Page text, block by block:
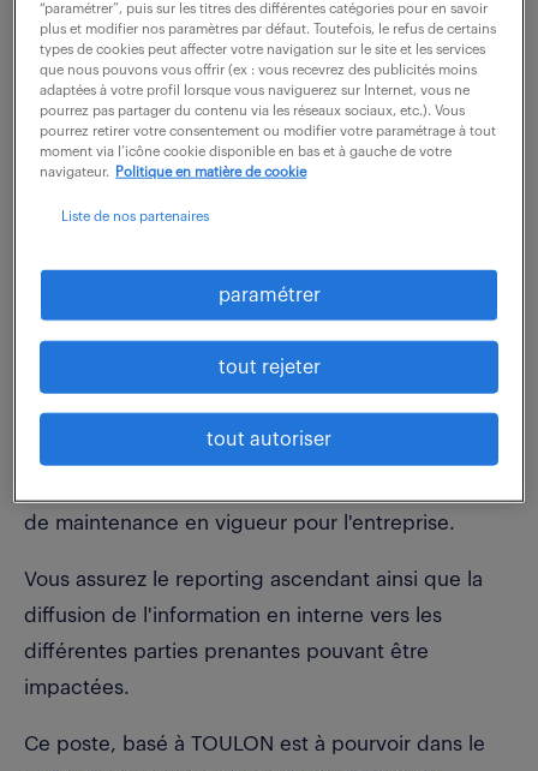
Vous assurez la capitalisation et la mise à jour des
données dans les référentiels techniques et outils
de l'entreprise.
Vous assurez le traitement les obsolescences dites
recherche d'équivalence stricte après échange
avec les fournisseurs).
Vous contribuez au traitement des obsolescences
dites majeures, nécessitant le concours du bureau
d'études.
Vous constituez des dossiers d'obsolescences
de maintenance en vigueur pour l'entreprise.
Vous assurez le reporting ascendant ainsi que la
diffusion de l'information en interne vers les
différentes parties prenantes pouvant être
impactées.
Ce poste, basé à TOULON est à pourvoir dans le
“paramétrer”, puis sur les titres des différentes catégories pour en savoir
plus et modifier nos paramètres par défaut. Toutefois, le refus de certains
types de cookies peut affecter votre navigation sur le site et les services
que nous pouvons vous offrir (ex : vous recevrez des publicités moins
adaptées à votre profil lorsque vous naviguerez sur Internet, vous ne
pourrez pas partager du contenu via les réseaux sociaux, etc.). Vous
pourrez retirer votre consentement ou modifier votre paramétrage à tout
moment via l’icône cookie disponible en bas et à gauche de votre
navigateur.
Politique en matière de cookie
Liste de nos partenaires
paramétrer
tout rejeter
tout autoriser